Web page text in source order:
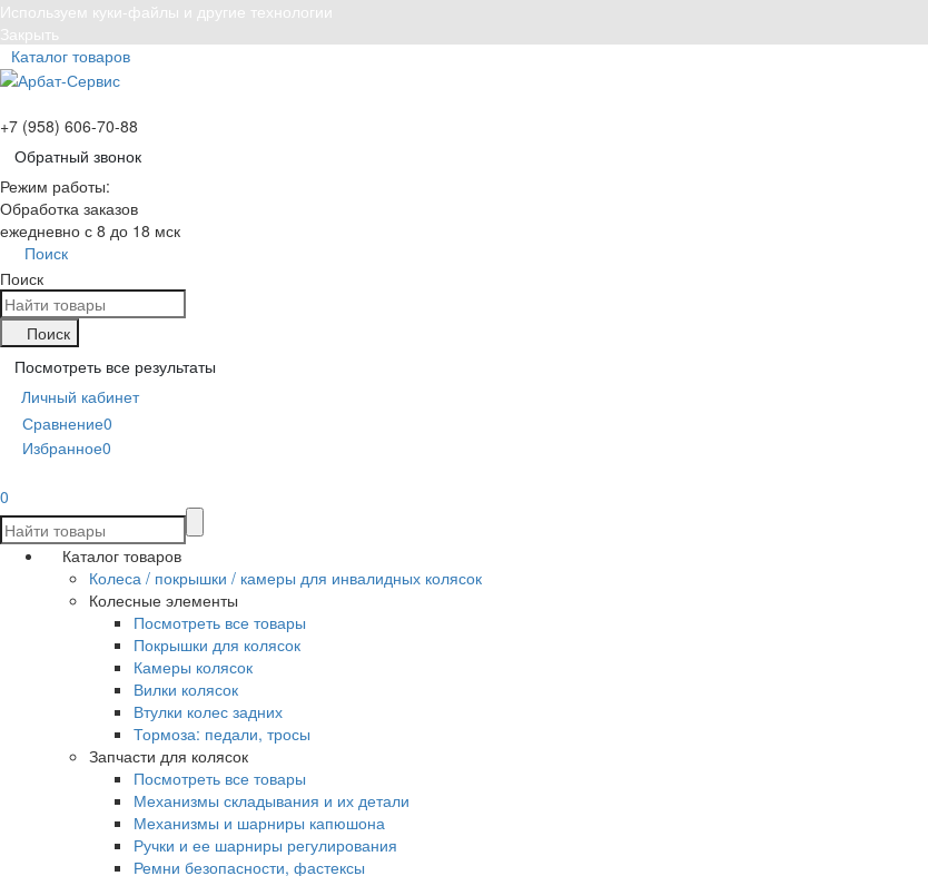
Используем куки-файлы и другие технологии
Закрыть
Каталог товаров
+7 (958) 606-70-88
Обратный звонок
Режим работы:
Обработка заказов
ежедневно с 8 до 18 мск
Поиск
Поиск
Поиск
Посмотреть все результаты
Личный кабинет
Сравнение0
Избранное0
0
Каталог товаров
Колеса / покрышки / камеры для инвалидных колясок
Колесные элементы
Посмотреть все товары
Покрышки для колясок
Камеры колясок
Вилки колясок
Втулки колес задних
Тормоза: педали, тросы
Запчасти для колясок
Посмотреть все товары
Механизмы складывания и их детали
Механизмы и шарниры капюшона
Ручки и ее шарниры регулирования
Ремни безопасности, фастексы